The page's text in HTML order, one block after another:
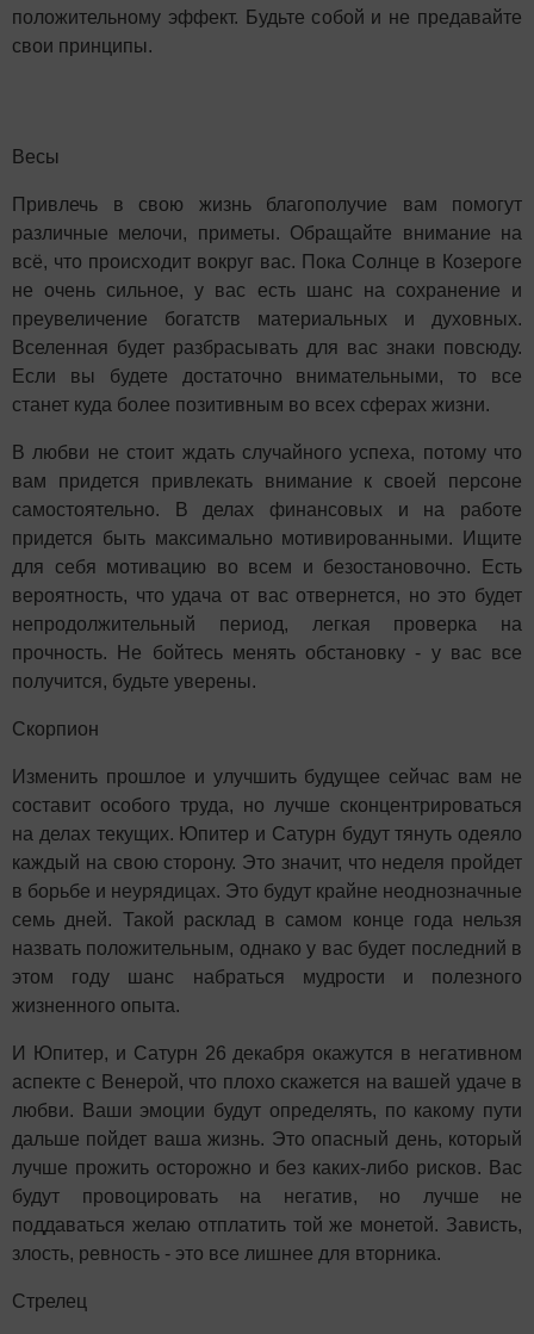
положительному эффект. Будьте собой и не предавайте
свои принципы.
Весы
Привлечь в свою жизнь благополучие вам помогут
различные мелочи, приметы. Обращайте внимание на
всё, что происходит вокруг вас. Пока Солнце в Козероге
не очень сильное, у вас есть шанс на сохранение и
преувеличение богатств материальных и духовных.
Вселенная будет разбрасывать для вас знаки повсюду.
Если вы будете достаточно внимательными, то все
станет куда более позитивным во всех сферах жизни.
В любви не стоит ждать случайного успеха, потому что
вам придется привлекать внимание к своей персоне
самостоятельно. В делах финансовых и на работе
придется быть максимально мотивированными. Ищите
для себя мотивацию во всем и безостановочно. Есть
вероятность, что удача от вас отвернется, но это будет
непродолжительный период, легкая проверка на
прочность. Не бойтесь менять обстановку - у вас все
получится, будьте уверены.
Скорпион
Изменить прошлое и улучшить будущее сейчас вам не
составит особого труда, но лучше сконцентрироваться
на делах текущих. Юпитер и Сатурн будут тянуть одеяло
каждый на свою сторону. Это значит, что неделя пройдет
в борьбе и неурядицах. Это будут крайне неоднозначные
семь дней. Такой расклад в самом конце года нельзя
назвать положительным, однако у вас будет последний в
этом году шанс набраться мудрости и полезного
жизненного опыта.
И Юпитер, и Сатурн 26 декабря окажутся в негативном
аспекте с Венерой, что плохо скажется на вашей удаче в
любви. Ваши эмоции будут определять, по какому пути
дальше пойдет ваша жизнь. Это опасный день, который
лучше прожить осторожно и без каких-либо рисков. Вас
будут провоцировать на негатив, но лучше не
поддаваться желаю отплатить той же монетой. Зависть,
злость, ревность - это все лишнее для вторника.
Стрелец